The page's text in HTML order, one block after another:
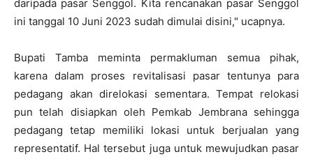
daripada pasar Senggol. Kita rencanakan pasar Senggol
ini tanggal 10 Juni 2023 sudah dimulai disini," ucapnya.
Bupati Tamba meminta permakluman semua pihak,
karena dalam proses revitalisasi pasar tentunya para
pedagang akan direlokasi sementara. Tempat relokasi
pun telah disiapkan oleh Pemkab Jembrana sehingga
pedagang tetap memiliki lokasi untuk berjualan yang
representatif. Hal tersebut juga untuk mewujudkan pasar